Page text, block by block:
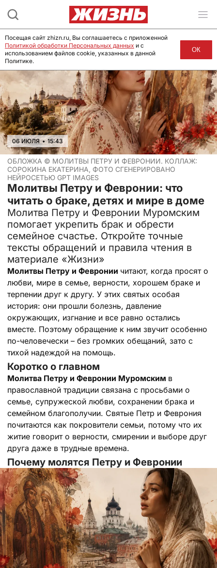
06 ИЮЛЯ • 15:43
ОБЛОЖКА © МОЛИТВЫ ПЕТРУ И ФЕВРОНИИ. КОЛЛАЖ:
СОРОКИНА ЕКАТЕРИНА, ФОТО СГЕНЕРИРОВАНО
НЕЙРОСЕТЬЮ GPT IMAGES
Молитвы Петру и Февронии: что
читать о браке, детях и мире в доме
Молитва Петру и Февронии Муромским
помогает укрепить брак и обрести
семейное счастье. Откройте точные
тексты обращений и правила чтения в
материале «Жизни»
Молитвы Петру и Февронии читают, когда просят о
любви, мире в семье, верности, хорошем браке и
терпении друг к другу. У этих святых особая
история: они прошли болезнь, давление
окружающих, изгнание и все равно остались
вместе. Поэтому обращение к ним звучит особенно
по-человечески – без громких обещаний, зато с
тихой надеждой на помощь.
Коротко о главном
Молитва Петру и Февронии Муромским в
православной традиции связана с просьбами о
семье, супружеской любви, сохранении брака и
семейном благополучии. Святые Петр и Феврония
почитаются как покровители семьи, потому что их
житие говорит о верности, смирении и выборе друг
друга даже в трудные времена.
Почему молятся Петру и Февронии
Посещая сайт zhizn.ru, Вы соглашаетесь с приложенной
Политикой обработки Персональных данных и с
использованием файлов cookie, указанных в данной
Политике.
ОК